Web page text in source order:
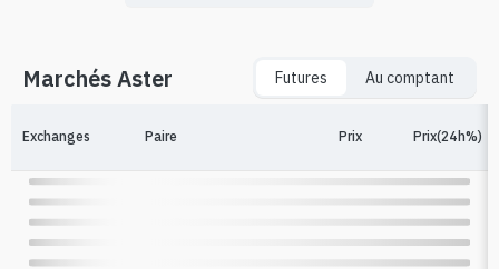
Marchés Aster Futures Au comptant
Exchanges Paire Prix Prix(24h%)